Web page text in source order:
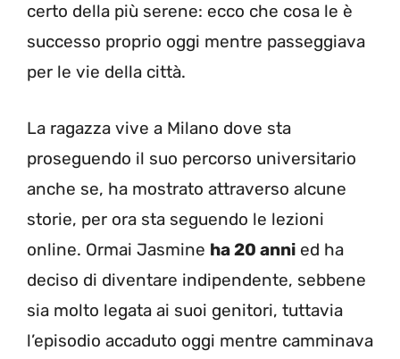
certo della più serene: ecco che cosa le è
successo proprio oggi mentre passeggiava
per le vie della città.
La ragazza vive a Milano dove sta
proseguendo il suo percorso universitario
anche se, ha mostrato attraverso alcune
storie, per ora sta seguendo le lezioni
online. Ormai Jasmine ha 20 anni ed ha
deciso di diventare indipendente, sebbene
sia molto legata ai suoi genitori, tuttavia
l’episodio accaduto oggi mentre camminava